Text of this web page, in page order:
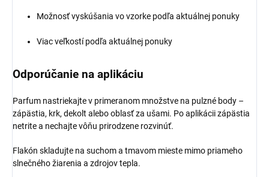
Možnosť vyskúšania vo vzorke podľa aktuálnej ponuky
Viac veľkostí podľa aktuálnej ponuky
Odporúčanie na aplikáciu
Parfum nastriekajte v primeranom množstve na pulzné body –
zápästia, krk, dekolt alebo oblasť za ušami. Po aplikácii zápästia
netrite a nechajte vôňu prirodzene rozvinúť.
Flakón skladujte na suchom a tmavom mieste mimo priameho
slnečného žiarenia a zdrojov tepla.